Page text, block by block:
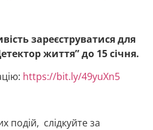
зареєструватися для
життя” до 15 січня.
https://bit.ly/49yuXn5
подій, слідкуйте за